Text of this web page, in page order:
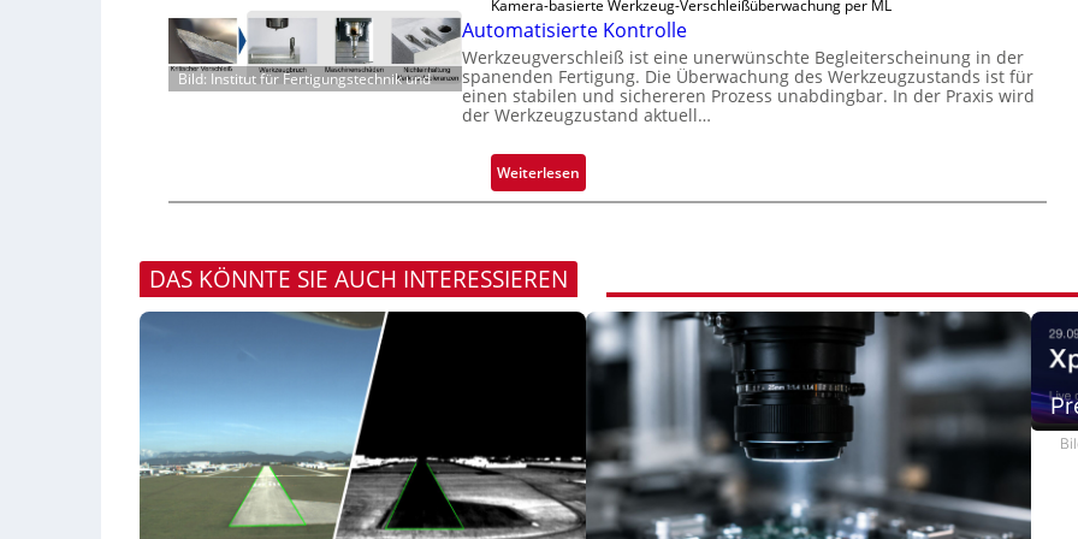
s
u
c
k
m
r
k
k
n
g
Bild: Institut für Fertigungstechnik und
Kamera-basierte Werkzeug-Verschleißüberwachung per ML
Automatisierte Kontrolle
Werkzeugverschleiß ist eine unerwünschte Begleiterscheinung in der
spanenden Fertigung. Die Überwachung des Werkzeugzustands ist für
einen stabilen und sichereren Prozess unabdingbar. In der Praxis wird
der Werkzeugzustand aktuell…
Weiterlesen:
A
a
e
r
t
e
DAS KÖNNTE SIE AUCH INTERESSIEREN